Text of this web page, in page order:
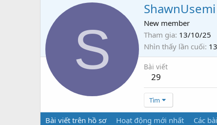
S
ShawnUsemi
New member
Tham gia 13/10/25
Nhìn thấy lần cuối
Bài viết
29
Tìm
Bài viết trên hồ sơ Hoạt động mới nhất Các